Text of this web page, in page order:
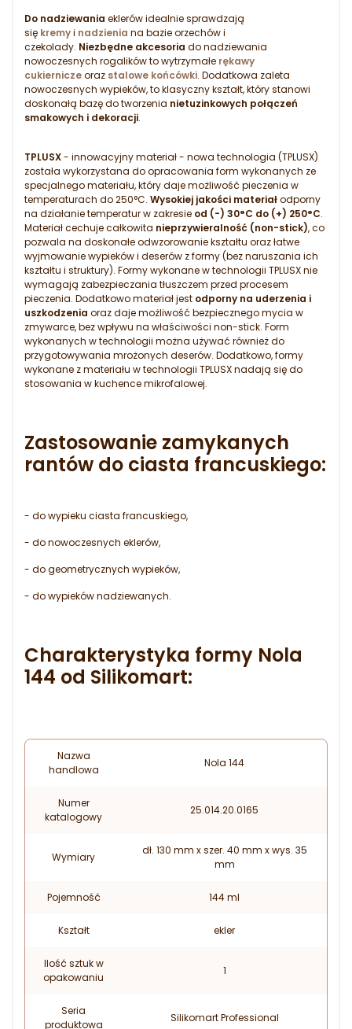
Do nadziewania eklerów idealnie sprawdzają
się kremyi nadzienia na bazie orzechów i
czekolady. Niezbędne akcesoria do nadziewania
nowoczesnych rogalików to wytrzymałe rękawy
cukierniczeoraz stalowe końcówki. Dodatkowa zaleta
nowoczesnych wypieków, to klasyczny kształt, który stanowi
doskonałą bazę do tworzenia nietuzinkowych połączeń
smakowych i dekoracji.
TPLUSX- innowacyjny materiał - nowa technologia (TPLUSX)
została wykorzystana do opracowania form wykonanych ze
specjalnego materiału, który daje możliwość pieczenia w
temperaturach do 250°C. Wysokiej jakości materiałodporny
na działanie temperatur w zakresie od (-) 30°C do (+) 250°C.
Materiał cechuje całkowita nieprzywieralność (non-stick), co
pozwala na doskonałe odwzorowanie kształtu oraz łatwe
wyjmowanie wypieków i deserów z formy (bez naruszania ich
kształtu i struktury). Formy wykonane w technologii TPLUSX nie
wymagają zabezpieczania tłuszczem przed procesem
pieczenia. Dodatkowo materiał jest odporny na uderzenia i
uszkodzenia oraz daje możliwość bezpiecznego mycia w
zmywarce, bez wpływu na właściwości non-stick. Form
wykonanych w technologii można używać również do
przygotowywania mrożonych deserów. Dodatkowo, formy
wykonane z materiału w technologii TPLUSX nadają się do
stosowania w kuchence mikrofalowej.
Zastosowanie zamykanych
rantów do ciasta francuskiego:
- do wypieku ciasta francuskiego,
- do nowoczesnych eklerów,
- do geometrycznych wypieków,
- do wypieków nadziewanych.
Charakterystyka formy Nola
144 od Silikomart:
Nazwa
handlowa
Nola 144
Numer
katalogowy
25.014.20.0165
Wymiary
dł. 130 mm x szer. 40 mm x wys. 35
mm
Pojemność 144 ml
Kształt ekler
Ilość sztuk w
opakowaniu
1
Seria
produktowa
Silikomart Professional